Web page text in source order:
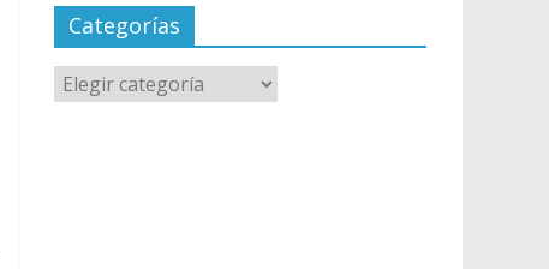
Categorías